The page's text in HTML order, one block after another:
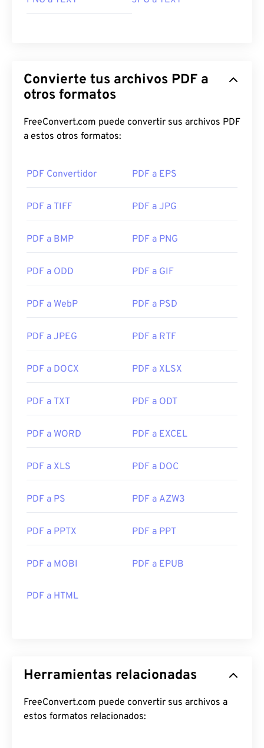
automáticamente al hacer clic en un enlace PDF en
Lanzamiento inicial: 15 de junio de 1993
Enlaces útiles:
https://acrobat.adobe.com/us/es/por-que-
Convierte tus archivos PDF a
otros formatos
FreeConvert.com puede convertir sus archivos PDF
a estos otros formatos:
PDF Convertidor PDF a EPS
PDF a TIFF PDF a JPG
PDF a BMP PDF a PNG
PDF a ODD PDF a GIF
PDF a WebP PDF a PSD
PDF a JPEG PDF a RTF
PDF a DOCX PDF a XLSX
PDF a TXT PDF a ODT
PDF a WORD PDF a EXCEL
PDF a XLS PDF a DOC
PDF a PS PDF a AZW3
PDF a PPTX PDF a PPT
PDF a MOBI PDF a EPUB
PDF a HTML
Herramientas relacionadas
FreeConvert.com puede convertir sus archivos a
estos formatos relacionados: